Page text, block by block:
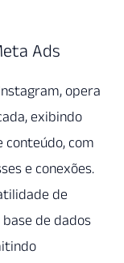
Ads
opera
exibindo
conteúdo, com
e conexões.
de
de dados